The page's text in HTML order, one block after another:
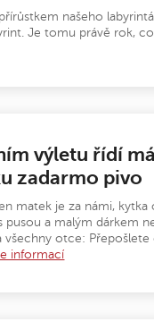
našeho
Je tomu právě rok,
výletu řídí
zadarmo pivo
matek je za námi,
pusou a malým dárkem
všechny otce:
informací